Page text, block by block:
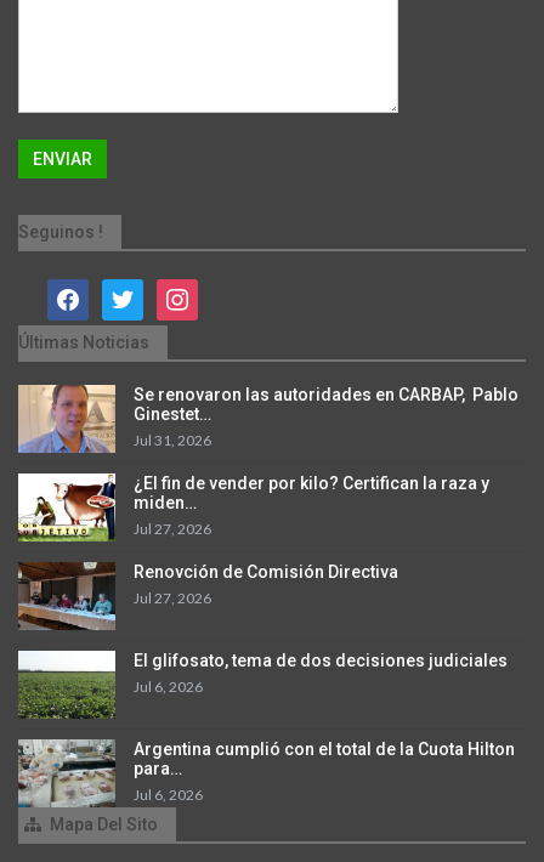
Seguinos !
facebooktwitter instagram
Últimas Noticias
Se renovaron las autoridades en CARBAP, Pablo
Ginestet…
Jul 31, 2026
¿El fin de vender por kilo? Certifican la raza y
miden…
Jul 27, 2026
Renovción de Comisión Directiva
Jul 27, 2026
El glifosato, tema de dos decisiones judiciales
Jul 6, 2026
Argentina cumplió con el total de la Cuota Hilton
para…
Jul 6, 2026
Mapa Del Sito